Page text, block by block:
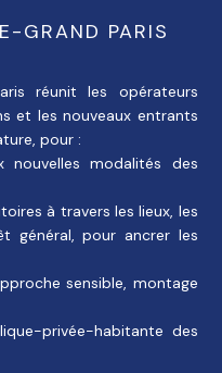
GRAND PARIS
réunit les opérateurs
et les nouveaux entrants
pour :
nouvelles modalités des
à travers les lieux, les
général, pour ancrer les
sensible, montage
privée-habitante des